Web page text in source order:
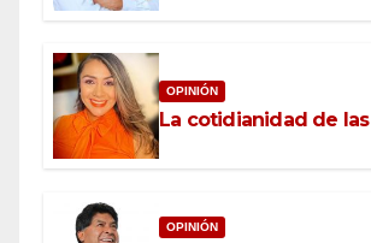
OPINIÓN
La cotidianidad de
OPINIÓN